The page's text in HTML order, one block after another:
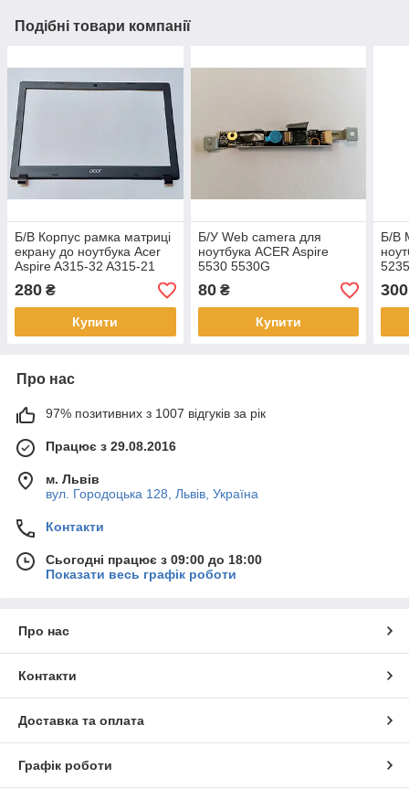
Подібні товари компанії
Б/В Корпус рамка матриці
екрану до ноутбука Acer
Aspire A315-32 A315-21
A315-31 A315-41 A315-51
(EAZAJ00401A)
280 ₴
Купити
Б/У Web camera для
ноутбука ACER Aspire
5530 5530G
(EC04A000900)
80₴
Купити
Б/В
300
Про нас
97% позитивних з 1007 відгуків за рік
Працює з 29.08.2016
м. Львів
вул. Городоцька 128, Львів, Україна
Контакти
Сьогодні працює з 09:00 до 18:00
Показати весь графік роботи
Про нас
Контакти
Доставка та оплата
Графік роботи